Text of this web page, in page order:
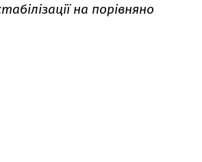
на порівняно